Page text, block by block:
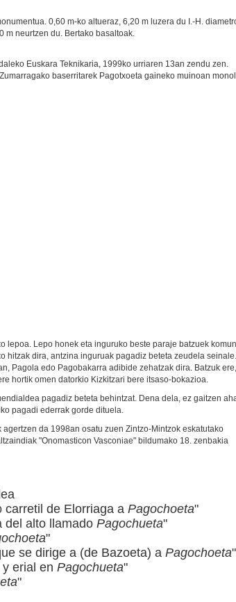
0,60 m-ko altueraz, 6,20 m luzera du I.-H.
m neurtzen du. Bertako basaltoak.
Euskara Teknikaria, 1999ko urriaren 13an zendu zen.
baserritarek Pagotxoeta gaineko muinoan
lepoa. Lepo honek eta inguruko beste paraje batzuek
hitzak dira, antzina inguruak pagadiz beteta zeudela seinale.
Pagola edo Pagobakarra adibide zehatzak dira. Batzuk ere,
hortik omen datorkio Kizkitzari bere itsaso-bokazioa.
pagadiz beteta behintzat. Dena dela, ez gaitzen
pagadi ederrak gorde dituela.
da 1998an osatu zuen Zintzo-Mintzok eskatutako
"Onomasticon Vasconiae" bildumako 18. zenbakia
carretil de Elorriaga a Pagochoeta"
del alto llamado Pagochueta"
"
se dirige a (de Bazoeta) a Pagochoeta"
erial en Pagochueta"
"